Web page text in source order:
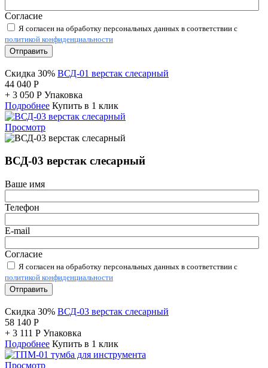
Согласие
Я согласен на обработку персональных данных в соответствии с
политикой конфиденциальности
Отправить
Скидка 30% ВСД-01 верстак слесарный
44 040 Р
+ 3 050 Р Упаковка
Подробнее Купить в 1 клик
Просмотр
ВСД-03 верстак слесарный
Ваше имя
Телефон
E-mail
Согласие
Я согласен на обработку персональных данных в соответствии с
политикой конфиденциальности
Отправить
Скидка 30% ВСД-03 верстак слесарный
58 140 Р
+ 3 111 Р Упаковка
Подробнее Купить в 1 клик
Просмотр